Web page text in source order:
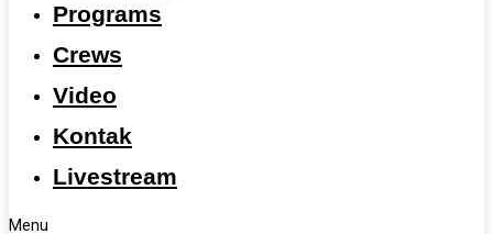
Programs
Crews
Video
Kontak
Livestream
Menu